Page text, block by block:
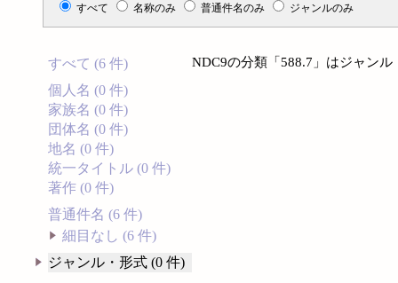
すべて 名称のみ 普通件名のみ ジャンルのみ
すべて (6 件)
個人名 (0 件)
家族名 (0 件)
団体名 (0 件)
地名 (0 件)
統一タイトル (0 件)
著作 (0 件)
普通件名 (6 件)
細目なし (6 件)
ジャンル・形式 (0 件)
NDC9の分類「588.7」はジャン